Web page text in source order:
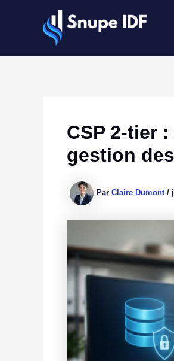
CSP 2-tier
gestion
Par Claire Dumont /